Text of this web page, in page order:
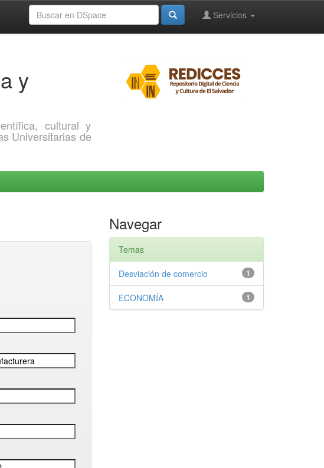
Servicios
y
cultural y
Universitarias de
Navegar
Temas
1
Desviación de comercio
1
ECONOMÍA